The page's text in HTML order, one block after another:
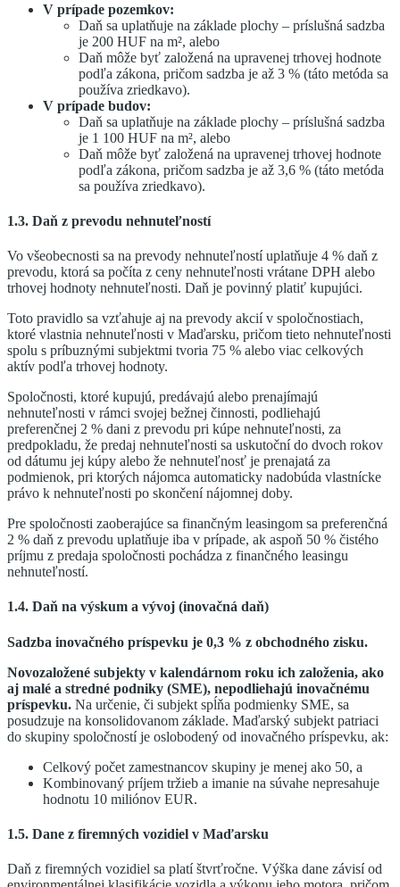
V prípade pozemkov:
Daň sa uplatňuje na základe plochy – príslušná sadzba
je 200 HUF na m², alebo
Daň môže byť založená na upravenej trhovej hodnote
podľa zákona, pričom sadzba je až 3 % (táto metóda sa
používa zriedkavo).
V prípade budov:
Daň sa uplatňuje na základe plochy – príslušná sadzba
je 1 100 HUF na m², alebo
Daň môže byť založená na upravenej trhovej hodnote
podľa zákona, pričom sadzba je až 3,6 % (táto metóda
sa používa zriedkavo).
1.3. Daň z prevodu nehnuteľností
Vo všeobecnosti sa na prevody nehnuteľností uplatňuje 4 % daň z
prevodu, ktorá sa počíta z ceny nehnuteľnosti vrátane DPH alebo
trhovej hodnoty nehnuteľnosti. Daň je povinný platiť kupujúci.
Toto pravidlo sa vzťahuje aj na prevody akcií v spoločnostiach,
ktoré vlastnia nehnuteľnosti v Maďarsku, pričom tieto nehnuteľnosti
spolu s príbuznými subjektmi tvoria 75 % alebo viac celkových
aktív podľa trhovej hodnoty.
Spoločnosti, ktoré kupujú, predávajú alebo prenajímajú
nehnuteľnosti v rámci svojej bežnej činnosti, podliehajú
preferenčnej 2 % dani z prevodu pri kúpe nehnuteľnosti, za
predpokladu, že predaj nehnuteľnosti sa uskutoční do dvoch rokov
od dátumu jej kúpy alebo že nehnuteľnosť je prenajatá za
podmienok, pri ktorých nájomca automaticky nadobúda vlastnícke
právo k nehnuteľnosti po skončení nájomnej doby.
Pre spoločnosti zaoberajúce sa finančným leasingom sa preferenčná
2 % daň z prevodu uplatňuje iba v prípade, ak aspoň 50 % čistého
príjmu z predaja spoločnosti pochádza z finančného leasingu
nehnuteľností.
1.4. Daň na výskum a vývoj (inovačná daň)
Sadzba inovačného príspevku je 0,3 % z obchodného zisku.
Novozaložené subjekty v kalendárnom roku ich založenia, ako
aj malé a stredné podniky (SME), nepodliehajú inovačnému
príspevku. Na určenie, či subjekt spĺňa podmienky SME, sa
posudzuje na konsolidovanom základe. Maďarský subjekt patriaci
do skupiny spoločností je oslobodený od inovačného príspevku, ak:
Celkový počet zamestnancov skupiny je menej ako 50, a
Kombinovaný príjem tržieb a imanie na súvahe nepresahuje
hodnotu 10 miliónov EUR.
1.5. Dane z firemných vozidiel v Maďarsku
Daň z firemných vozidiel sa platí štvrťročne. Výška dane závisí od